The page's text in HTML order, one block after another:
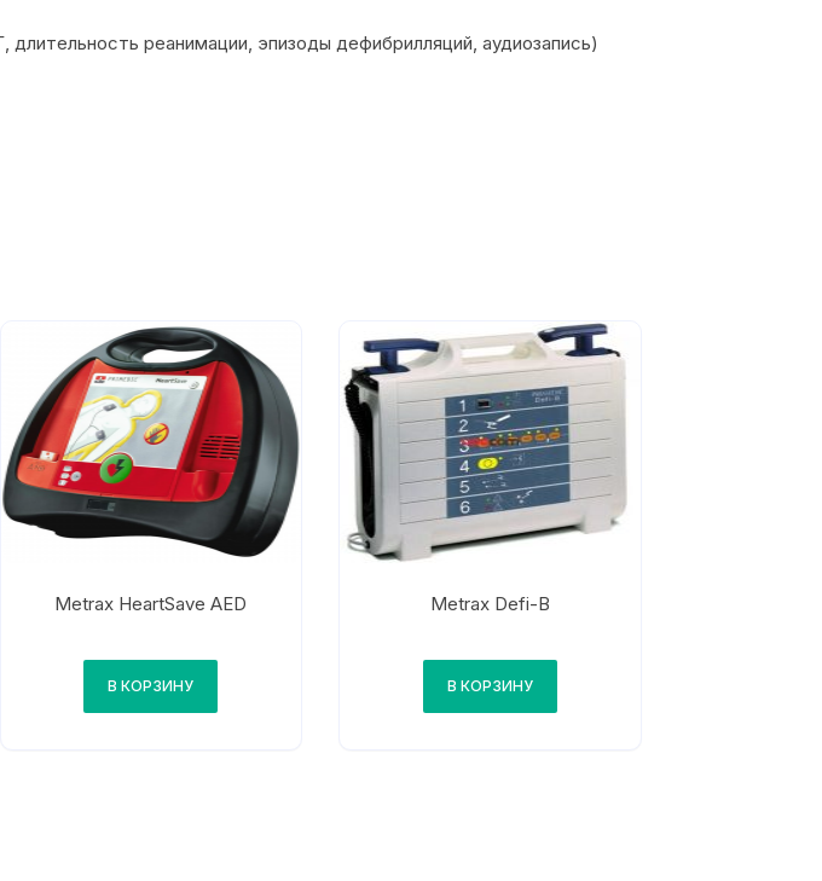
реанимации, эпизоды дефибрилляций, аудиозапись)
Metrax HeartSave AED
В КОРЗИНУ
Metrax Defi-B
В КОРЗИНУ